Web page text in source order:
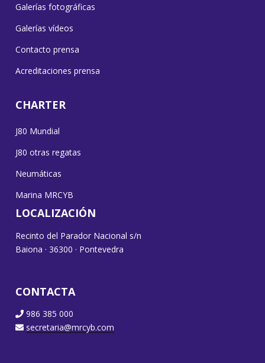
Galerías fotográficas
Galerías vídeos
Contacto prensa
Acreditaciones prensa
CHARTER
J80 Mundial
J80 otras regatas
Neumáticas
Marina MRCYB
LOCALIZACIÓN
Recinto del Parador Nacional s/n
Baiona · 36300 · Pontevedra
CONTACTA
986 385 000
secretaria@mrcyb.com